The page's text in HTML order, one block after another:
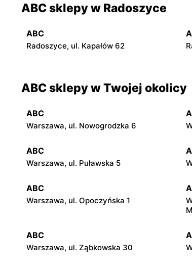
ABC sklepy w Radoszyce
ABC
Radoszyce, ul. Kapałów 62
ABC sklepy w Twojej okolicy
ABC
Warszawa, ul. Nowogrodzka 6
ABC
Warszawa, ul. Puławska 5
ABC
Warszawa, ul. Opoczyńska 1
ABC
Warszawa, ul. Ząbkowska 30